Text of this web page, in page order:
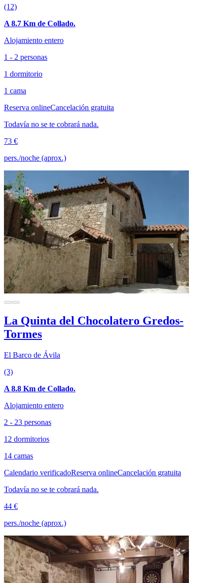
(12)
A 8.7 Km de Collado.
Alojamiento entero
1 - 2 personas
1 dormitorio
1 cama
Reserva onlineCancelación gratuita
Todavía no se te cobrará nada.
73 €
pers./noche (aprox.)
La Quinta del Chocolatero Gredos-
Tormes
El Barco de Ávila
(3)
A 8.8 Km de Collado.
Alojamiento entero
2 - 23 personas
12 dormitorios
14 camas
Calendario verificadoReserva onlineCancelación gratuita
Todavía no se te cobrará nada.
44 €
pers./noche (aprox.)